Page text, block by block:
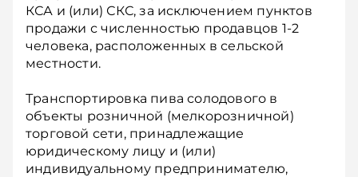
КСА и (или) СКС, за исключением пунктов
продажи с численностью продавцов 1-2
человека, расположенных в сельской
местности.
Транспортировка пива солодового в
объекты розничной (мелкорозничной)
торговой сети, принадлежащие
юридическому лицу и (или)
индивидуальному предпринимателю,